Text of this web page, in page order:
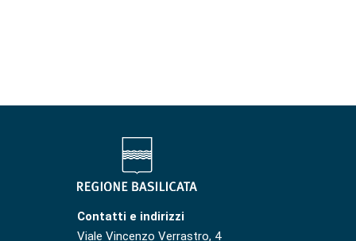
Contatti e indirizzi
Viale Vincenzo Verrastro, 4